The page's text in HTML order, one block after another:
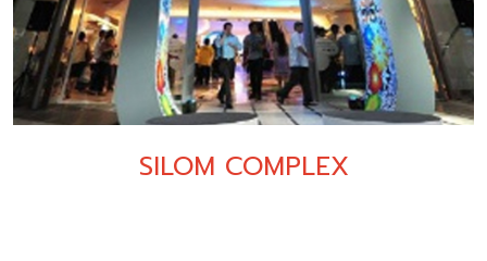
SILOM COMPLEX